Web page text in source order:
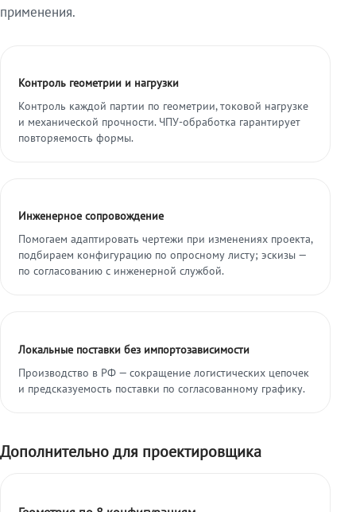
применения.
Контроль геометрии и нагрузки
Контроль каждой партии по геометрии, токовой нагрузке
и механической прочности. ЧПУ-обработка гарантирует
повторяемость формы.
Инженерное сопровождение
Помогаем адаптировать чертежи при изменениях проекта,
подбираем конфигурацию по опросному листу; эскизы —
по согласованию с инженерной службой.
Локальные поставки без импортозависимости
Производство в РФ — сокращение логистических цепочек
и предсказуемость поставки по согласованному графику.
Дополнительно для проектировщика